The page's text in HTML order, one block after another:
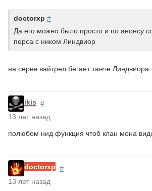
doctorxp #
Да его можно было просто и по анонсу
перса с ником Линдвиор
на серве вайтрел бегает танче Линдвиора
ikis #
13 лет назад
полюбом нид функция чтоб клан мона
doctorxp #
13 лет назад